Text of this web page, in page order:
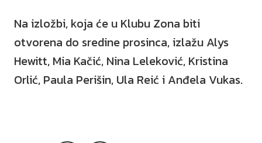
Na izložbi, koja će u Klubu Zona biti
otvorena do sredine prosinca, izlažu Alys
Hewitt, Mia Kačić, Nina Leleković, Kristina
Orlić, Paula Perišin, Ula Reić i Anđela Vukas.